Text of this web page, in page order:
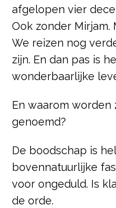
afgelopen vier
Ook zonder Mirjam.
We reizen nog
zijn. En dan pas is
wonderbaarlijke
En waarom worden
genoemd?
De boodschap is
bovennatuurlijke
voor ongeduld. Is
de orde.